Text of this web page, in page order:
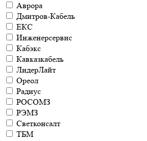
Аврора
Дмитров-Кабель
ЕКС
Инженерсервис
Кабэкс
Кавказкабель
ЛидерЛайт
Ореол
Радиус
РОСОМЗ
РЭМЗ
Светконсалт
ТБМ